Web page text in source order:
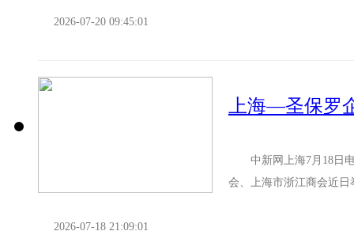
2026-07-20 09:45:01
中新网上海7月18日电(
会、上海市浙江商会近
2026-07-18 21:09:01